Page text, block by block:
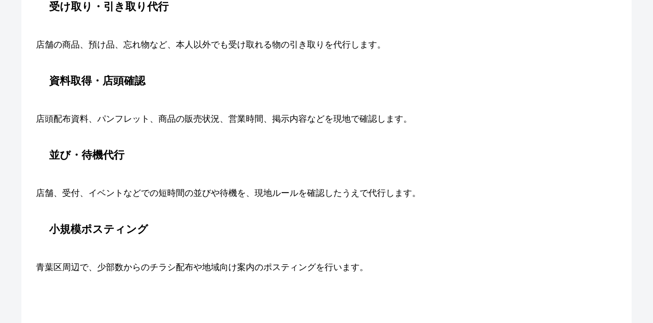
受け取り・引き取り代行
店舗の商品、預け品、忘れ物など、本人以外でも受け取れる物の引き取りを代行します。
資料取得・店頭確認
店頭配布資料、パンフレット、商品の販売状況、営業時間、掲示内容などを現地で確認します。
並び・待機代行
店舗、受付、イベントなどでの短時間の並びや待機を、現地ルールを確認したうえで代行します。
小規模ポスティング
青葉区周辺で、少部数からのチラシ配布や地域向け案内のポスティングを行います。